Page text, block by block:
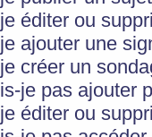
éditer ou
ajouter une
créer un
je pas ajouter
éditer ou